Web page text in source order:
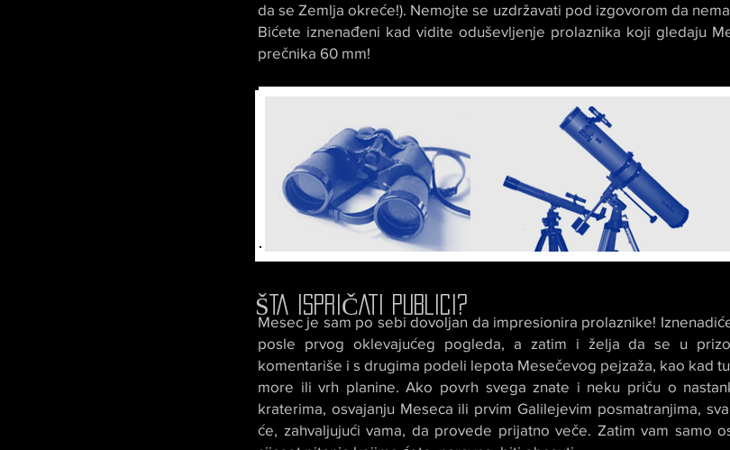
da se Zemlja okreće!). Nemojte se uzdržavati pod izgovorom da
Bićete iznenađeni kad vidite oduševljenje prolaznika koji gledaju
prečnika 60 mm!
ŠTA ISPRIČATI PUBLICI?
Mesec je sam po sebi dovoljan da impresionira prolaznike!
posle prvog oklevajućeg pogleda, a zatim i želja da se u
komentariše i s drugima podeli lepota Mesečevog pejzaža, kao kad
more ili vrh planine. Ako povrh svega znate i neku priču o
kraterima, osvajanju Meseca ili prvim Galilejevim posmatranjima,
će, zahvaljujući vama, da provede prijatno veče. Zatim vam samo